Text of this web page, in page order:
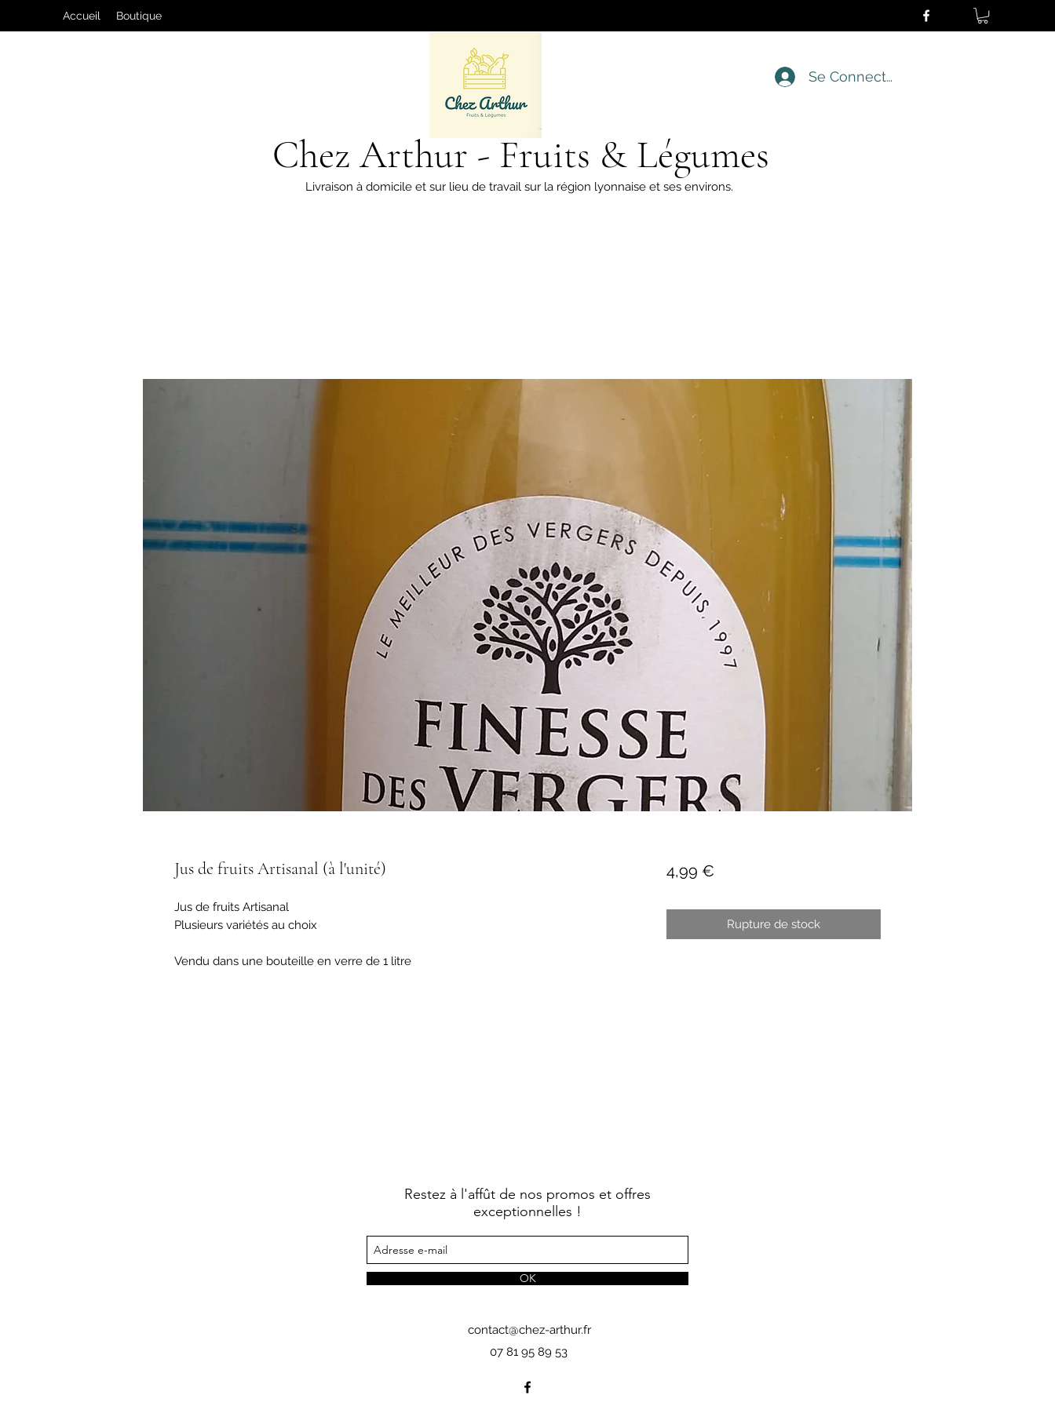
Accueil Boutique
Chez Arthur - Fruits & Légumes
Livraison à domicile et sur lieu de travail sur la région lyonnaise et ses environs.
Se Connecter
Jus de fruits Artisanal (à l'unité)
Jus de fruits Artisanal
Plusieurs variétés au choix
Vendu dans une bouteille en verre de 1 litre
4,99 €Prix
Rupture de stock
Restez à l'affût de nos promos et offres
exceptionnelles !
OK
contact@chez-arthur.fr
07 81 95 89 53